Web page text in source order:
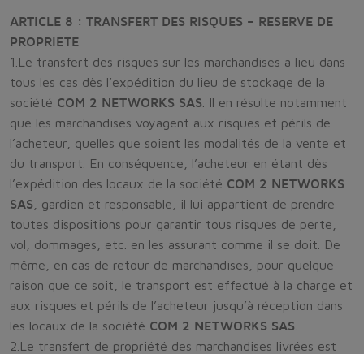
ARTICLE 8 : TRANSFERT DES RISQUES – RESERVE DE
PROPRIETE
1.Le transfert des risques sur les marchandises a lieu dans
tous les cas dès l’expédition du lieu de stockage de la
société COM 2 NETWORKS SAS . Il en résulte notamment
que les marchandises voyagent aux risques et périls de
l’acheteur, quelles que soient les modalités de la vente et
du transport. En conséquence, l’acheteur en étant dès
l’expédition des locaux de la société COM 2 NETWORKS
SAS , gardien et responsable, il lui appartient de prendre
toutes dispositions pour garantir tous risques de perte,
vol, dommages, etc. en les assurant comme il se doit. De
même, en cas de retour de marchandises, pour quelque
raison que ce soit, le transport est effectué à la charge et
aux risques et périls de l’acheteur jusqu’à réception dans
les locaux de la société COM 2 NETWORKS SAS
2.Le transfert de propriété des marchandises livrées est